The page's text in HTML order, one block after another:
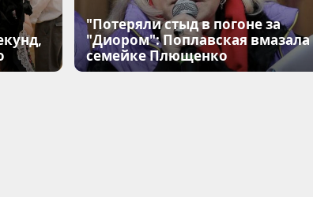
"Потеряли стыд в погоне за
"Диором": Поплавская вмазала
семейке Плющенко